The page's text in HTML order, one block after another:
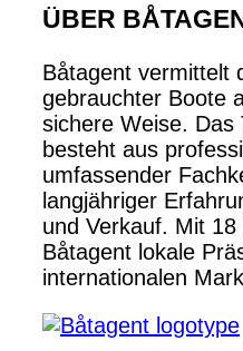
ÜBER
Båtagent vermittelt
gebrauchter Boote
sichere Weise. Das
besteht aus
umfassender
langjähriger
und Verkauf. Mit
Båtagent lokale
internationalen